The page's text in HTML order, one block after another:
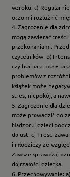
wzroku. c)
oczom i rozluźnić
4. Zagrożenie dla
mogą zawierać
przekonaniami.
czytelników. b)
czy horroru może
problemów z
książek może
stres, niepokój, a
5. Zagrożenie dla
może prowadzić do
Nadzoruj dzieci
do ust. c) Treści
i młodzieży ze
Zawsze sprawdzaj
dojrzałości dziecka.
6. Przechowywanie: